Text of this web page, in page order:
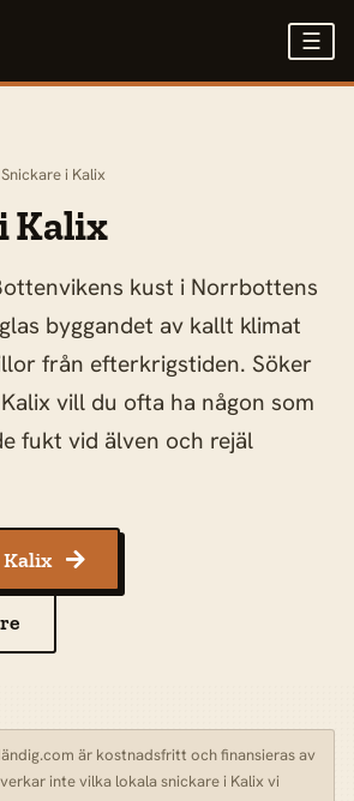
☰
Snickare i Kalix
Kalix
kust i Norrbottens
byggandet av kallt klimat
från efterkrigstiden. Söker
vill du ofta ha någon som
fukt vid älven och rejäl

är kostnadsfritt och finansieras av
inte vilka lokala snickare i Kalix vi